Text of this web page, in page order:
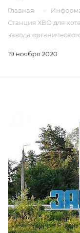
Главная —
Станция ХВО для
завода
19 ноября 2020